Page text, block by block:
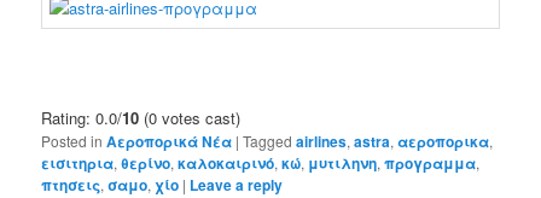
Rating: 0.0/10 (0 votes cast)
Posted in Αεροπορικά Νέα |Tagged airlines,astra,αεροπορικα,
εισιτηρια,θερίνο,καλοκαιρινό,κώ, μυτιληνη,προγραμμα,
πτησεις,σαμο, χίο | Leave a reply